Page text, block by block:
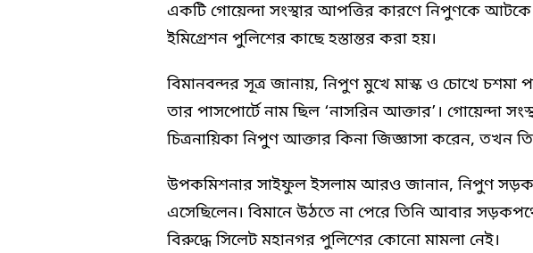
একটি গোয়েন্দা সংস্থার আপত্তির কারণে নিপুণকে
ইমিগ্রেশন পুলিশের কাছে হস্তান্তর করা হয়।
বিমানবন্দর সূত্র জানায়, নিপুণ মুখে মাস্ক ও চোখে চশমা
তার পাসপোর্টে নাম ছিল ‘নাসরিন আক্তার’। গোয়েন্দা
চিত্রনায়িকা নিপুণ আক্তার কিনা জিজ্ঞাসা করেন, তখন
উপকমিশনার সাইফুল ইসলাম আরও জানান, নিপুণ
এসেছিলেন। বিমানে উঠতে না পেরে তিনি আবার
বিরুদ্ধে সিলেট মহানগর পুলিশের কোনো মামলা নেই।